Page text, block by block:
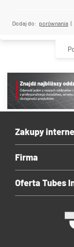
Dodaj do: porównania |
Zakupy
Firma
Oferta Tubes